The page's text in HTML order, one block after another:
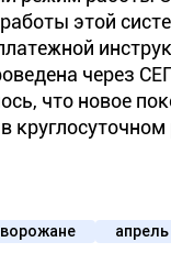
этой
через
что новое
апрель